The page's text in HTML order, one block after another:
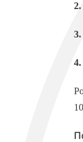
2.
3.
4.